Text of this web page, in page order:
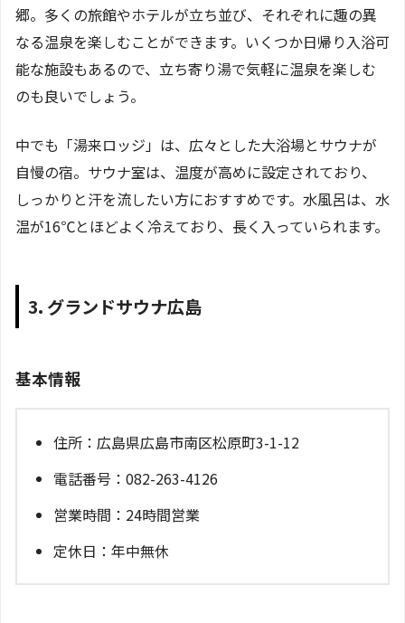
郷。多くの旅館やホテルが立ち並び、それぞれに趣の異
なる温泉を楽しむことができます。いくつか日帰り入浴可
能な施設もあるので、立ち寄り湯で気軽に温泉を楽しむ
のも良いでしょう。
中でも「湯来ロッジ」は、広々とした大浴場とサウナが
自慢の宿。サウナ室は、温度が高めに設定されており、
しっかりと汗を流したい方におすすめです。水風呂は、水
温が16℃とほどよく冷えており、長く入っていられます。
3. グランドサウナ広島
基本情報
住所：広島県広島市南区松原町3-1-12
電話番号：082-263-4126
営業時間：24時間営業
定休日：年中無休